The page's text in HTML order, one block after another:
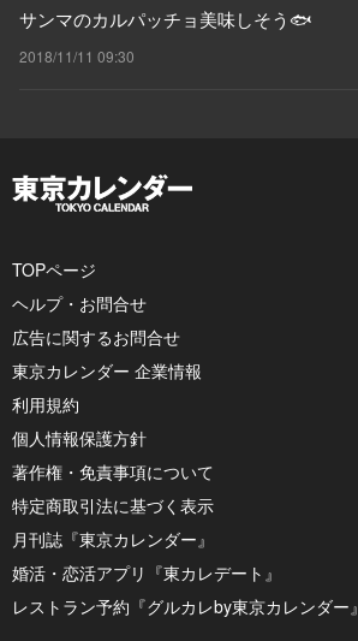
サンマのカルパッチョ美味しそう🐟
2018/11/11 09:30
TOPページ
ヘルプ・お問合せ
広告に関するお問合せ
東京カレンダー 企業情報
利用規約
個人情報保護方針
著作権・免責事項について
特定商取引法に基づく表示
月刊誌『東京カレンダー』
婚活・恋活アプリ『東カレデート』
レストラン予約『グルカレby東京カレンダー』